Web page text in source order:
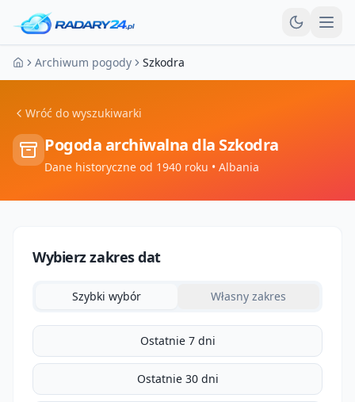
Strona główna
Archiwum pogody Szkodra
Wróć do wyszukiwarki
Pogoda archiwalna dla Szkodra
Dane historyczne od 1940 roku • Albania
Wybierz zakres dat
Szybki wybór Własny zakres
Ostatnie 7 dni
Ostatnie 30 dni